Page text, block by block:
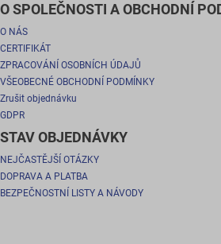
O SPOLEČNOSTI A OBCHODNÍ
O NÁS
CERTIFIKÁT
ZPRACOVÁNÍ OSOBNÍCH ÚDAJŮ
VŠEOBECNÉ OBCHODNÍ PODMÍNKY
Zrušit objednávku
GDPR
STAV OBJEDNÁVKY
NEJČASTĚJŠÍ OTÁZKY
DOPRAVA A PLATBA
BEZPEČNOSTNÍ LISTY A NÁVODY